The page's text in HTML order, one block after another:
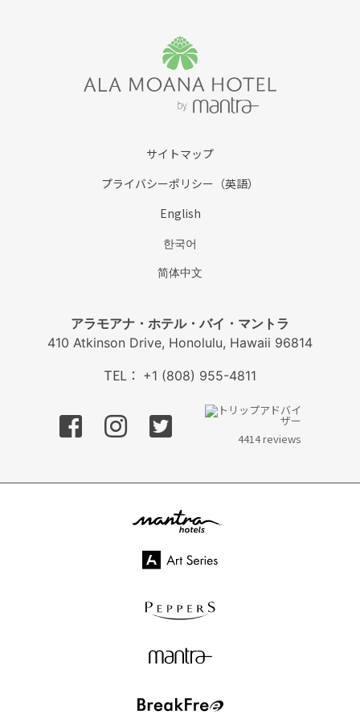
サイトマップ
プライバシーポリシー（英語）
English
한국어
简体中文
アラモアナ・ホテル・バイ・マントラ
410 Atkinson Drive, Honolulu, Hawaii 96814
TEL： +1 (808) 955-4811
フェイスブック
インスタグラム
ツイッター
4414 reviews
mantra hotels
Art Series
PEPPERS
mantra
BreakFree